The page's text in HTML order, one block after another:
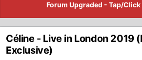
Forum Upgraded - Tap/Click
Céline - Live in London 2019
Exclusive)